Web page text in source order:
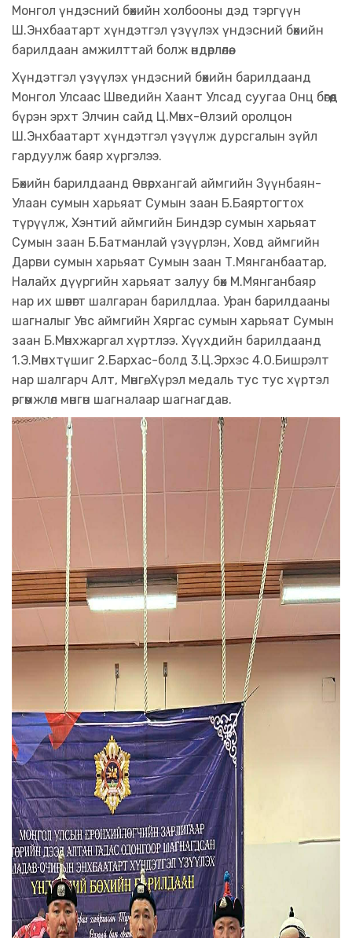
Монгол үндэсний бөхийн холбооны дэд тэргүүн
Ш.Энхбаатарт хүндэтгэл үзүүлэх үндэсний бөхийн
барилдаан амжилттай болж өндөрлөлөө.
Хүндэтгэл үзүүлэх үндэсний бөхийн барилдаанд
Монгол Улсаас Шведийн Хаант Улсад суугаа Онц бөгөөд
бүрэн эрхт Элчин сайд Ц.Мөнх-Өлзий оролцон
Ш.Энхбаатарт хүндэтгэл үзүүлж дурсгалын зүйл
гардуулж баяр хүргэлээ.
Бөхийн барилдаанд Өвөрхангай аймгийн Зүүнбаян-
Улаан сумын харьяат Сумын заан Б.Баяртогтох
түрүүлж, Хэнтий аймгийн Биндэр сумын харьяат
Сумын заан Б.Батманлай үзүүрлэн, Ховд аймгийн
Дарви сумын харьяат Сумын заан Т.Мянганбаатар,
Налайх дүүргийн харьяат залуу бөх М.Мянганбаяр
нар их шөвөгт шалгаран барилдлаа. Уран барилдааны
шагналыг Увс аймгийн Хяргас сумын харьяат Сумын
заан Б.Мөнхжаргал хүртлээ. Хүүхдийн барилдаанд
1.Э.Мөнхтүшиг 2.Бархас-болд 3.Ц.Эрхэс 4.О.Бишрэлт
нар шалгарч Алт, Мөнгө, Хүрэл медаль тус тус хүртэл
өргөмжлөл мөнгөн шагналаар шагнагдав.